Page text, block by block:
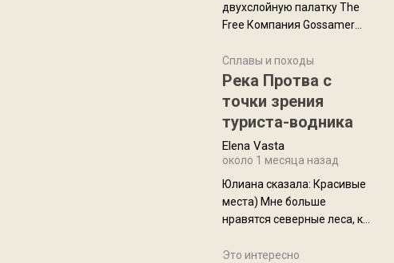
двухслойную палатку The
Free Компания Gossamer
туристическую палатку The
Free, которая стала первой
ультралегкой моделью в
ассортименте
производителя. Новинка
получила двухслойную
конструкцию с отдельным
внешним тентом и сетчатой
внутренней палаткой, а ее
комплектации составляет
Сплавы и походы
Река Протва с
точки зрения
туриста-водника
Elena Vasta
около 1 месяца назад
Юлиана сказалa: Красивые
места) Мне больше
нравятся северные леса, как
южной тайги
Это интересно